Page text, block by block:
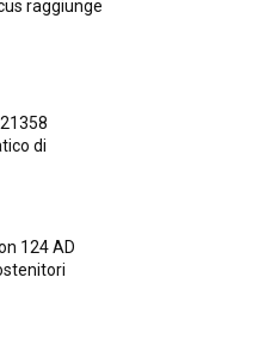
raggiunge
di
124 AD